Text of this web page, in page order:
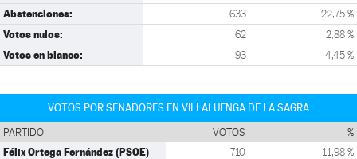
Abstenciones: 633 22,75 %
Votos nulos: 62 2,88 %
Votos en blanco: 93 4,45 %
VOTOS POR SENADORES EN VILLALUENGA DE LA SAGRA
PARTIDO VOTOS %
Félix Ortega Fernández (PSOE) 710 11,98 %